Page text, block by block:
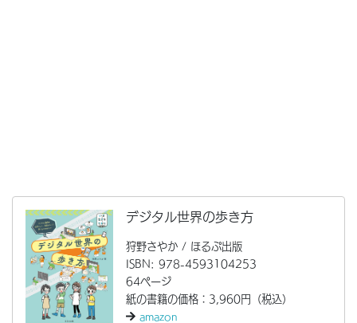
デジタル世界の歩き方
狩野さやか / ほるぷ出版
ISBN: 978-4593104253
64ページ
紙の書籍の価格：3,960円（税込）
amazon